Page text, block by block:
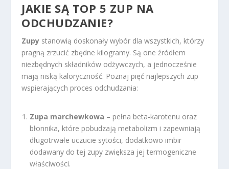
JAKIE SĄ TOP 5 ZUP NA
ODCHUDZANIE?
Zupy stanowią doskonały wybór dla wszystkich, którzy
pragną zrzucić zbędne kilogramy. Są one źródłem
niezbędnych składników odżywczych, a jednocześnie
mają niską kaloryczność. Poznaj pięć najlepszych zup
wspierających proces odchudzania:
Zupa marchewkowa – pełna beta-karotenu oraz
błonnika, które pobudzają metabolizm i zapewniają
długotrwałe uczucie sytości, dodatkowo imbir
dodawany do tej zupy zwiększa jej termogeniczne
właściwości.